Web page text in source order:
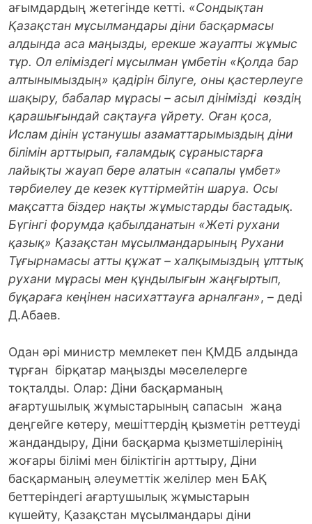
ағымдардың жетегінде кетті. «Сон­дықтан
Қазақстан мұсылмандары діни басқармасы
алдында аса маңызды, ерек­ше жауапты жұмыс
тұр. Ол еліміз­дегі мұсылман үмбетін «Қолда бар
алты­нымыздың» қадірін білуге, оны қас­терлеуге
шақыру, бабалар мұрасы – асыл дінімізді көздің
қарашығындай сақтауға үйрету. Оған қоса,
Ислам дінін ұстанушы азаматтарымыздың діни
білімін арттырып, ғаламдық сұраныстарға
лайықты жауап бере алатын «сапалы үмбет»
тәрбиелеу де кезек күттірмейтін шаруа. Осы
мақсатта біздер нақты жұмыстарды бастадық.
Бүгінгі форумда қабылданатын «Жеті рухани
қазық» Қазақстан мұсыл­мандарының Рухани
Тұғырнамасы атты құжат – халқымыздың ұлттық
рухани мұрасы мен құндылығын жаңғыртып,
бұқараға кеңінен насихаттауға арналған», – деді
Д.Абаев.
Одан әрі министр мемлекет пен ҚМДБ алдында
тұрған бірқатар маңыз­ды мәселелерге
тоқталды. Олар: Діни басқарманың
ағартушылық жұмыс­тарының сапасын жаңа
деңгейге көтеру, мешіттердің қызметін реттеуді
жандандыру, Діни басқарма қызметшілерінің
жоғары білімі мен біліктігін арттыру, Діни
басқарманың әлеуметтік желілер мен БАҚ
беттеріндегі ағартушылық жұмыстарын
күшейту, Қазақстан мұсылмандары діни